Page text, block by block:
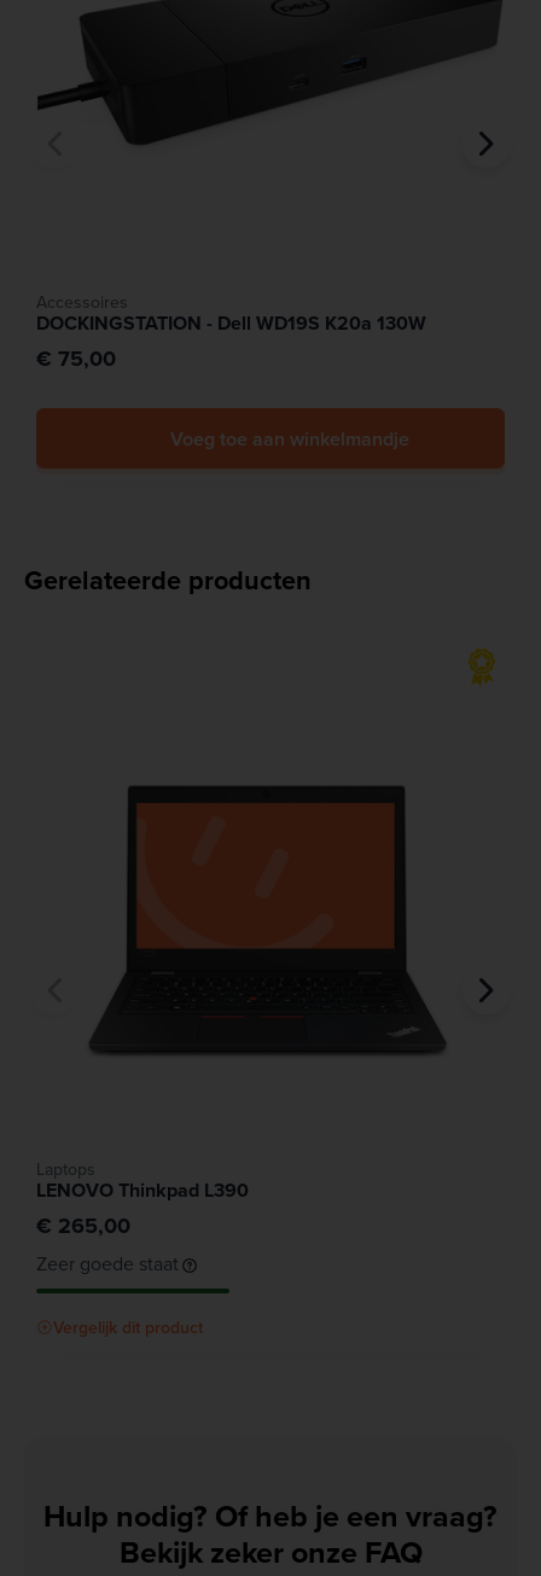
Accessoires
DOCKINGSTATION - Dell WD19S K20a 130W
€ 75,00
Voeg toe aan winkelmandje
Gerelateerde producten
Laptops
LENOVO Thinkpad L390
€ 265,00
Zeer goede staat
Vergelijk dit product
Hulp nodig? Of heb je een vraag?
Bekijk zeker onze FAQ